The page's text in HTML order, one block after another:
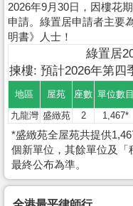
2026年9月30日，因樓花
申請。綠置居申請者主要
明書》人士！
綠置居
揀樓: 預計2026年第四
地區 屋苑 座數 單位數目
九龍灣 盛緻苑 2 1,467*
*盛緻苑全屋苑共提供
個新單位，其餘單位及
最終公布為準。